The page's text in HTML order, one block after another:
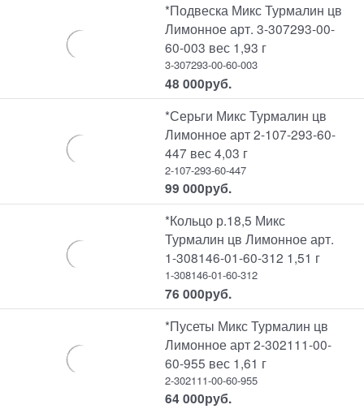
*Подвеска Микс Турмалин цв
Лимонное арт. 3-307293-00-
60-003 вес 1,93 г
3-307293-00-60-003
48 000руб.
*Серьги Микс Турмалин цв
Лимонное арт 2-107-293-60-
447 вес 4,03 г
2-107-293-60-447
99 000руб.
*Кольцо р.18,5 Микс
Турмалин цв Лимонное арт.
1-308146-01-60-312 1,51 г
1-308146-01-60-312
76 000руб.
*Пусеты Микс Турмалин цв
Лимонное арт 2-302111-00-
60-955 вес 1,61 г
2-302111-00-60-955
64 000руб.